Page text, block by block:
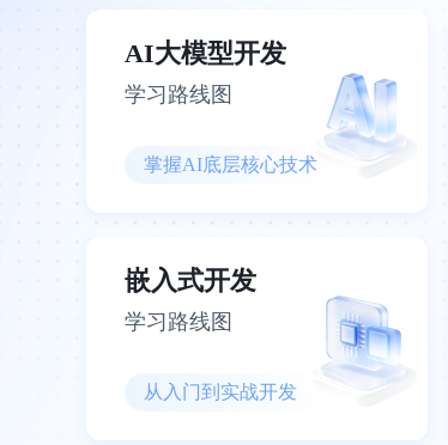
AI大模型开发
学习路线图
掌握AI底层核心技术
嵌入式开发
学习路线图
从入门到实战开发